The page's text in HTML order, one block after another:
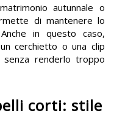
autunnale o
di mantenere lo
in questo caso,
cerchietto o una clip
renderlo troppo
corti: stile